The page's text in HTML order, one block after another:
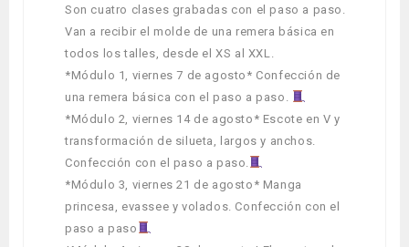
Son cuatro clases grabadas con el paso a paso.
Van a recibir el molde de una remera básica en
todos los talles, desde el XS al XXL.
*Módulo 1, viernes 7 de agosto* Confección de
una remera básica con el paso a paso.
*Módulo 2, viernes 14 de agosto* Escote en V y
transformación de silueta, largos y anchos.
Confección con el paso a paso.
*Módulo 3, viernes 21 de agosto* Manga
princesa, evassee y volados. Confección con el
paso a paso